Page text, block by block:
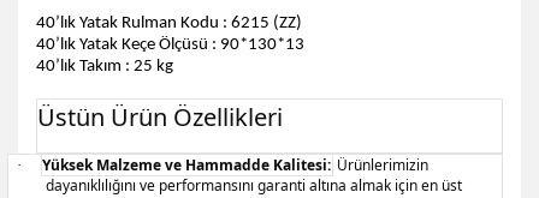
40’lık Yatak Rulman Kodu : 6215 (ZZ)
40’lık Yatak Keçe Ölçüsü : 90*130*13
40’lık Takım : 25 kg
Üstün Ürün Özellikleri
· Yüksek Malzeme ve Hammadde Kalitesi: Ürünlerimizin
dayanıklılığını ve performansını garanti altına almak için en üst